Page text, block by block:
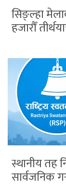
सिङ्ल्हा
हजारौँ
स्थानीय तह
सार्वजनिक